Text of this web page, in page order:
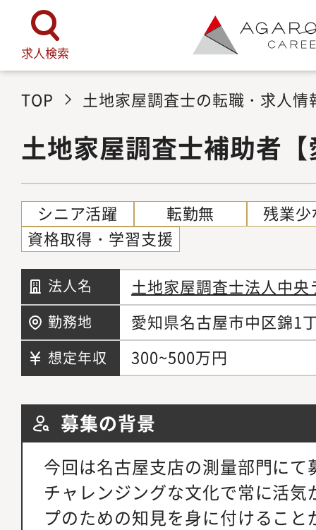
求人検索
TOP 土地家屋調査士の転職・求人情
土地家屋調査士補助者
シニア活躍 転勤無
残業
資格取得・学習支援
法人名 土地家屋調査士法人中
勤務地 愛知県名古屋市中区錦1
想定年収 300~500万円
募集の背景
今回は名古屋支店の測量部門に
チャレンジングな文化で常に活
プのための知見を身に付けるこ